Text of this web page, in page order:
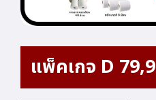
แพ็คเกจ D